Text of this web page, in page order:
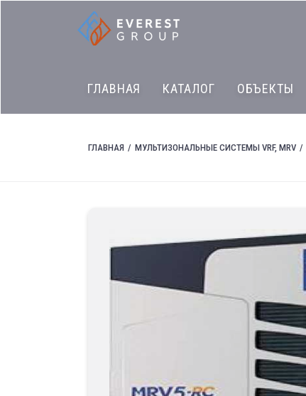
ГЛАВНАЯ КАТАЛОГ ОБЪЕКТЫ
ГЛАВНАЯ МУЛЬТИЗОНАЛЬНЫЕ СИСТЕМЫ VRF, MRV